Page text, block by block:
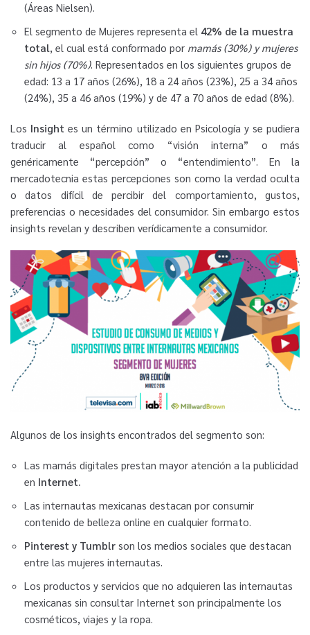
(Áreas Nielsen).
El segmento de Mujeres representa el 42% de la muestra
total, el cual está conformado por mamás (30%) y mujeres
sin hijos (70%). Representados en los siguientes grupos de
edad: 13 a 17 años (26%), 18 a 24 años (23%), 25 a 34 años
(24%), 35 a 46 años (19%) y de 47 a 70 años de edad (8%).
Los Insight es un término utilizado en Psicología y se pudiera
traducir al español como “visión interna” o más
genéricamente “percepción” o “entendimiento”. En la
mercadotecnia estas percepciones son como la verdad oculta
o datos difícil de percibir del comportamiento, gustos,
preferencias o necesidades del consumidor. Sin embargo estos
insights revelan y describen verídicamente a consumidor.
Algunos de los insights encontrados del segmento son:
Las mamás digitales prestan mayor atención a la publicidad
en Internet.
Las internautas mexicanas destacan por consumir
contenido de belleza online en cualquier formato.
Pinterest y Tumblr son los medios sociales que destacan
entre las mujeres internautas.
Los productos y servicios que no adquieren las internautas
mexicanas sin consultar Internet son principalmente los
cosméticos, viajes y la ropa.